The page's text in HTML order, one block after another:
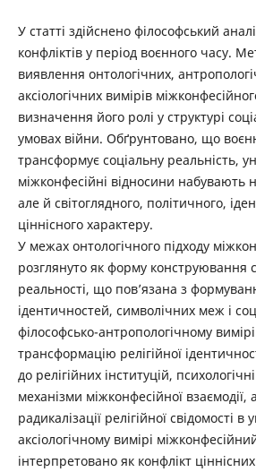
У статті здійснено філософський
конфліктів у період воєнного часу.
виявлення онтологічних,
аксіологічних вимірів
визначення його ролі у структурі
умовах війни. Обґрунтовано, що
трансформує соціальну реальність,
міжконфесійні відносини набувають
але й світоглядного, політичного,
ціннісного характеру.
У межах онтологічного підходу
розглянуто як форму конструювання
реальності, що пов’язана з
ідентичностей, символічних меж і
філософсько-антропологічному
трансформацію релігійної
до релігійних інституцій,
механізми міжконфесійної
радикалізації релігійної свідомості
аксіологічному вимірі
інтерпретовано як конфлікт